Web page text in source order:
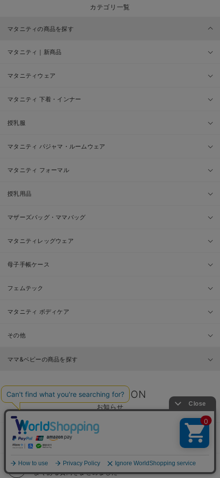
カテゴリ一覧
マタニティの商品を探す
マタニティ｜新商品
マタニティウェア
マタニティ 下着・インナー
授乳服
マタニティ パジャマ・ルームウェア
マタニティ フォーマル
授乳用品
マザーズバッグ・ママバッグ
マタニティレッグウェア
母子手帳ケース
フェムテック
マタニティ ボディケア
その他
ママ&ベビーの商品を探す
INFORMATION
お知らせ
ご利用ガイド
安心してお買い物をお楽しみ頂く為に
Q＆A
よくある質問をまとめました